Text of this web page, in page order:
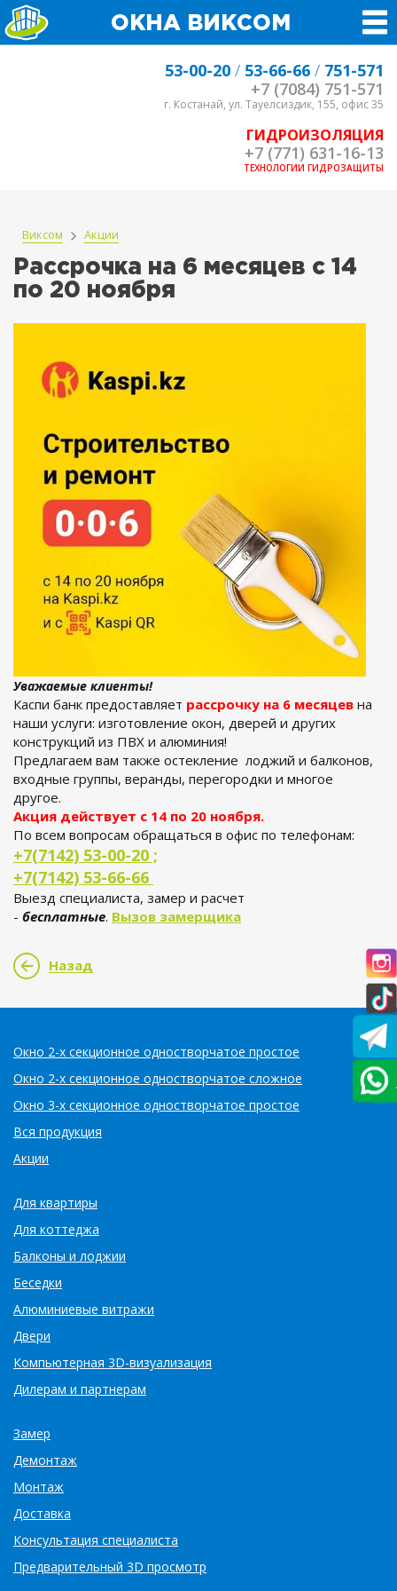
ОКНА ВИКСОМ
53-00-20 / 53-66-66 / 751-571
+7 (7084) 751-571
г. Костанай, ул. Тауелсиздик, 155, офис 35
ГИДРОИЗОЛЯЦИЯ
+7 (771) 631-16-13
ТЕХНОЛОГИИ ГИДРОЗАЩИТЫ
Виксом Акции
Рассрочка на 6 месяцев с 14
по 20 ноября
Уважаемые клиенты!
Каспи банк предоставляет рассрочку на 6 месяцев на
наши услуги: изготовление окон, дверей и других
конструкций из ПВХ и алюминия!
Предлагаем вам также остекление лоджий и балконов,
входные группы, веранды, перегородки и многое
другое.
Акция действует с 14 по 20 ноября.
По всем вопросам обращаться в офис по телефонам:
+7(7142) 53-00-20 ;
+7(7142) 53-66-66
Выезд специалиста, замер и расчет
- бесплатные. Вызов замерщика
Назад
Окно 2-х секционное одностворчатое простое
Окно 2-х секционное одностворчатое сложное
Окно 3-х секционное одностворчатое простое
Вся продукция
Акции
Для квартиры
Для коттеджа
Балконы и лоджии
Беседки
Алюминиевые витражи
Двери
Компьютерная 3D-визуализация
Дилерам и партнерам
Замер
Демонтаж
Монтаж
Доставка
Консультация специалиста
Предварительный 3D просмотр